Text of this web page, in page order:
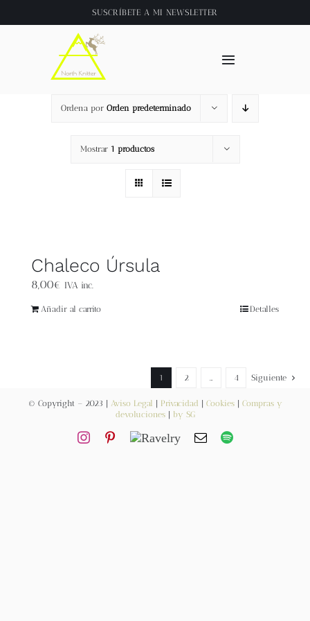
al
SUSCRÍBETE A MI NEWSLETTER
Toggle
Inicio
About
Tienda
Videos
Newsletter
Carrito
Ordena por Orden predeterminado
Mostrar 1 productos
Chaleco Úrsula
8,00€ IVA inc.
Añadir al carrito Detalles
1 2 … 4 Siguiente
© Copyright – 2023 | Aviso Legal Privacidad Cookies| Compras y
devoluciones| by SG